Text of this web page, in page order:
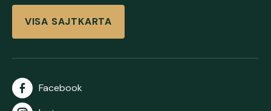
VISA SAJTKARTA
Facebook